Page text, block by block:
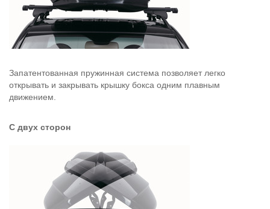
Запатентованная пружинная система позволяет легко
открывать и закрывать крышку бокса одним плавным
движением.
С двух сторон